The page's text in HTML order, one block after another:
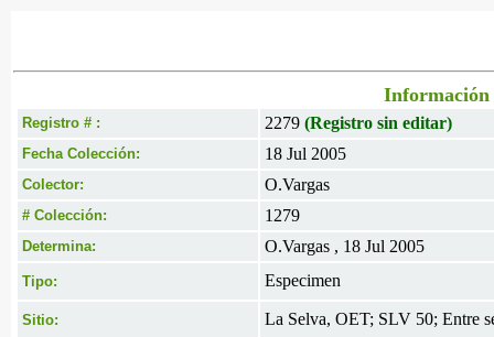
Información
Registro # : 2279 (Registro sin editar)
Fecha Colección: 18 Jul 2005
Colector: O.Vargas
# Colección: 1279
Determina: O.Vargas , 18 Jul 2005
Tipo: Especimen
Sitio: La Selva, OET; SLV 50; Entre